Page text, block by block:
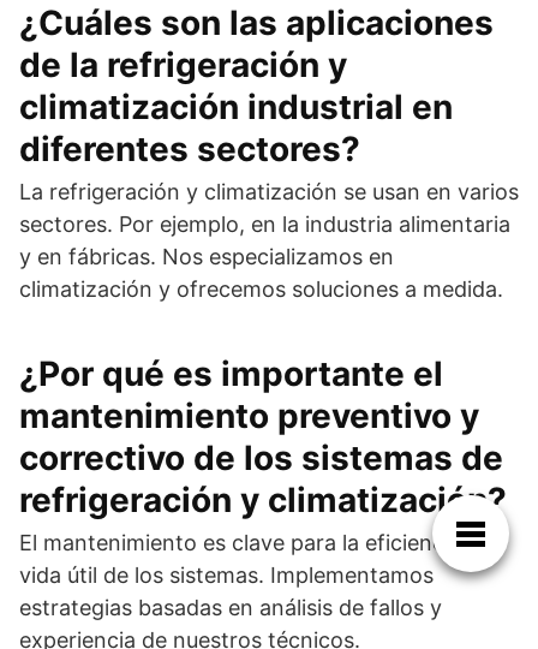
¿Cuáles son las aplicaciones
de la refrigeración y
climatización industrial en
diferentes sectores?
La refrigeración y climatización se usan en varios
sectores. Por ejemplo, en la industria alimentaria
y en fábricas. Nos especializamos en
climatización y ofrecemos soluciones a medida.
¿Por qué es importante el
mantenimiento preventivo y
correctivo de los sistemas de
refrigeración y climatización?
El mantenimiento es clave para la eficiencia y
vida útil de los sistemas. Implementamos
estrategias basadas en análisis de fallos y
experiencia de nuestros técnicos.